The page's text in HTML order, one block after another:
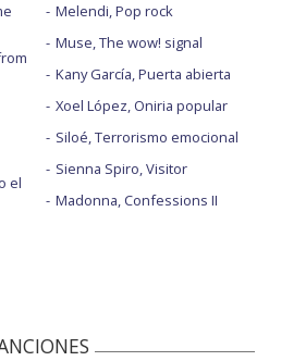
el
Melendi, Pop rock
Muse, The wow! signal
Kany García, Puerta abierta
Xoel López, Oniria popular
Siloé, Terrorismo emocional
Sienna Spiro, Visitor
Madonna, Confessions II